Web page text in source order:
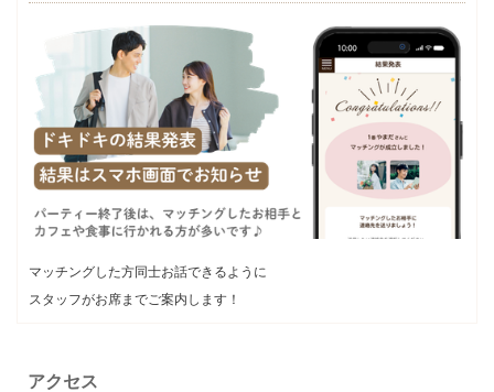
マッチングした方同士お話できるように
スタッフがお席までご案内します！
アクセス